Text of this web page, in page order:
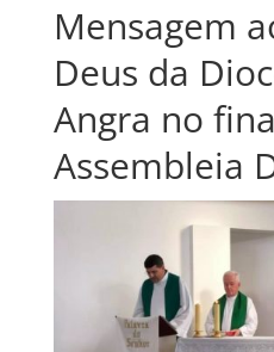
Mensagem
Deus da
Angra no
Assembleia